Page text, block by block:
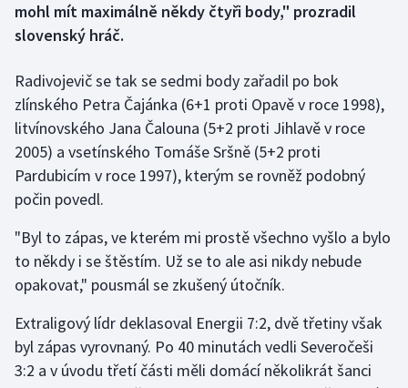
Golf
Házená
Jezdectví
Judo
Krasobruslení
Lezení
Lyže a snowboard
Moderní pětiboj
mohl mít maximálně někdy čtyři body," prozradil
slovenský hráč.
Radivojevič se tak se sedmi body zařadil po bok
zlínského Petra Čajánka (6+1 proti Opavě v roce 1998),
litvínovského Jana Čalouna (5+2 proti Jihlavě v roce
2005) a vsetínského Tomáše Sršně (5+2 proti
Pardubicím v roce 1997), kterým se rovněž podobný
počin povedl.
"Byl to zápas, ve kterém mi prostě všechno vyšlo a bylo
to někdy i se štěstím. Už se to ale asi nikdy nebude
opakovat," pousmál se zkušený útočník.
Extraligový lídr deklasoval Energii 7:2, dvě třetiny však
byl zápas vyrovnaný. Po 40 minutách vedli Severočeši
3:2 a v úvodu třetí části měli domácí několikrát šanci